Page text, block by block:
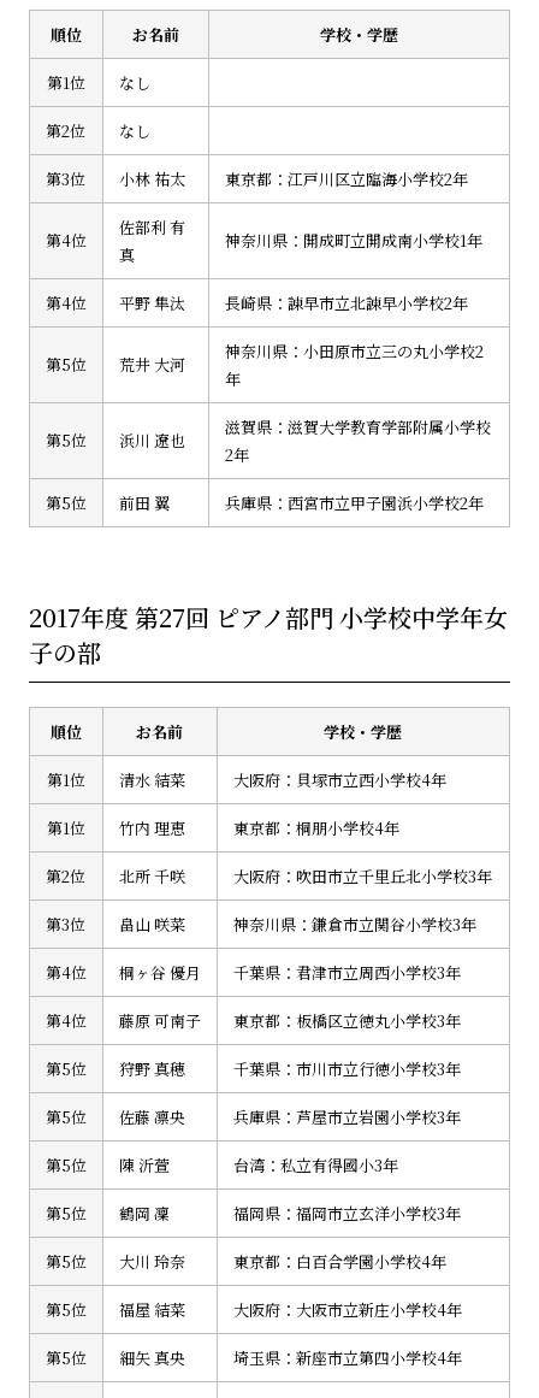
順位 お名前 学校・学歴
第1位 なし
第2位 なし
第3位 小林 祐太 東京都：江戸川区立臨海小学校2年
第4位
佐部利 有
真
神奈川県：開成町立開成南小学校1年
第4位 平野 隼汰 長崎県：諫早市立北諫早小学校2年
第5位 荒井 大河
神奈川県：小田原市立三の丸小学校2
年
第5位 浜川 遼也
滋賀県：滋賀大学教育学部附属小学校
2年
第5位 前田 翼 兵庫県：西宮市立甲子園浜小学校2年
2017年度 第27回 ピアノ部門 小学校中学年女
子の部
順位 お名前 学校・学歴
第1位 清水 結菜 大阪府：貝塚市立西小学校4年
第1位 竹内 理恵 東京都：桐朋小学校4年
第2位 北所 千咲 大阪府：吹田市立千里丘北小学校3年
第3位 畠山 咲菜 神奈川県：鎌倉市立関谷小学校3年
第4位 桐ヶ谷 優月 千葉県：君津市立周西小学校3年
第4位 藤原 可南子 東京都：板橋区立徳丸小学校3年
第5位 狩野 真穂 千葉県：市川市立行徳小学校3年
第5位 佐藤 凛央 兵庫県：芦屋市立岩園小学校3年
第5位 陳 沂萱 台湾：私立有得國小3年
第5位 鶴岡 凜 福岡県：福岡市立玄洋小学校3年
第5位 大川 玲奈 東京都：白百合学園小学校4年
第5位 福屋 結菜 大阪府：大阪市立新庄小学校4年
第5位 細矢 真央 埼玉県：新座市立第四小学校4年